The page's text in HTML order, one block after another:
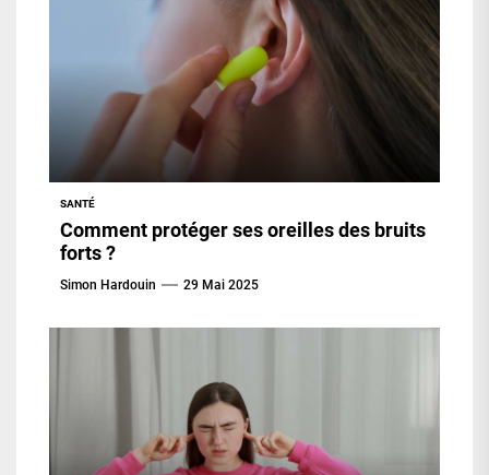
SANTÉ
Comment protéger ses oreilles des bruits
forts ?
Simon Hardouin 29 Mai 2025